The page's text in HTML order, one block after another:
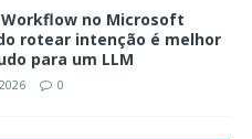
no Microsoft
rotear intenção é melhor
para um LLM
0